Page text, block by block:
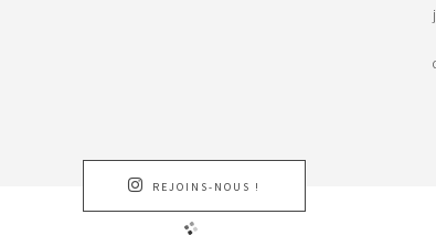
REJOINS-NOUS !